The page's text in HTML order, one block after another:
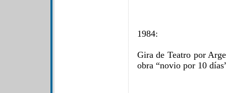
1984:
Gira de Teatro por
obra “novio por 10